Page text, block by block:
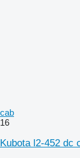
cab
16
Kubota l2-452 dc